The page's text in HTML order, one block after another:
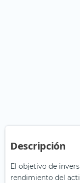
Descripción
El objetivo de
rendimiento del